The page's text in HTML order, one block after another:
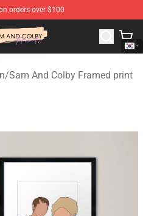
orders over $100
Sam And Colby
/Sam And Colby Framed print